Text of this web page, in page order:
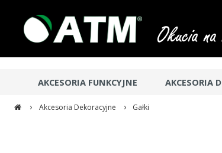
AKCESORIA FUNKCYJNE AKCESORIA
› Akcesoria Dekoracyjne › Gałki